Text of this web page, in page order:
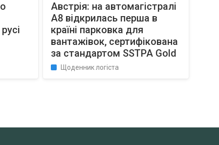
Австрія: на автомагістралі
A8 відкрилась перша в
країні парковка для
вантажівок, сертифікована
за стандартом SSTPA Gold
Щоденник логіста